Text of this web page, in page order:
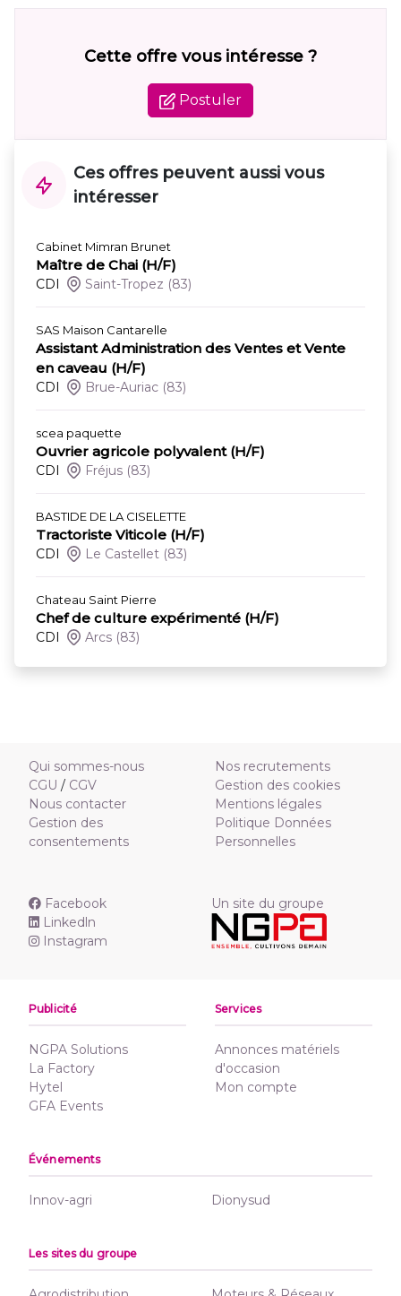
Cette offre vous intéresse ?
Postuler
Ces offres peuvent aussi vous
intéresser
Cabinet Mimran Brunet
Maître de Chai (H/F)
CDI Saint-Tropez (83)
SAS Maison Cantarelle
Assistant Administration des Ventes et Vente
en caveau (H/F)
CDI Brue-Auriac (83)
scea paquette
Ouvrier agricole polyvalent (H/F)
CDI Fréjus (83)
BASTIDE DE LA CISELETTE
Tractoriste Viticole (H/F)
CDI Le Castellet (83)
Chateau Saint Pierre
Chef de culture expérimenté (H/F)
CDI Arcs (83)
Qui sommes-nous
CGU / CGV
Nous contacter
Gestion des
consentements
Nos recrutements
Gestion des cookies
Mentions légales
Politique Données
Personnelles
Facebook
Linkedln
Instagram
Un site du groupe
Publicité
NGPA Solutions
La Factory
Hytel
GFA Events
Services
Annonces matériels
d'occasion
Mon compte
Événements
Innov-agri Dionysud
Les sites du groupe